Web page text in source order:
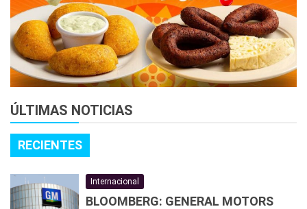
ÚLTIMAS NOTICIAS
RECIENTES
Internacional
BLOOMBERG: GENERAL MOTORS